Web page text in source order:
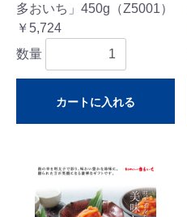
多おいち」450g（Z5001）
￥5,724
数量
カートに入れる